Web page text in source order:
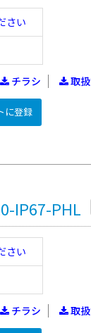
さい
チラシ 取
に登録
IP67-PHL
さい
チラシ 取